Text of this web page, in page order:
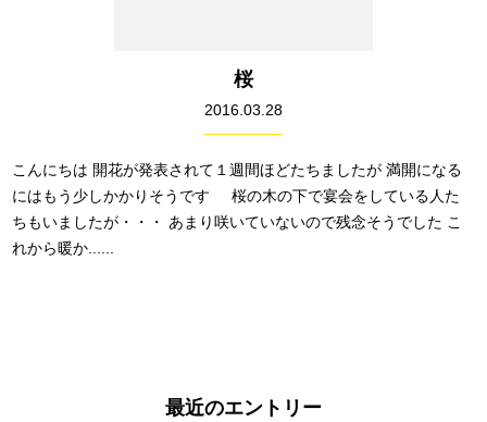
桜
2016.03.28
こんにちは 開花が発表されて１週間ほどたちましたが 満開になる
にはもう少しかかりそうです 桜の木の下で宴会をしている人た
ちもいましたが・・・ あまり咲いていないので残念そうでした こ
れから暖か......
最近のエントリー